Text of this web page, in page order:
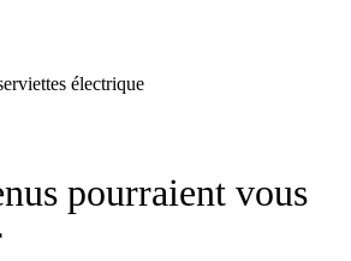
électrique
pourraient vous